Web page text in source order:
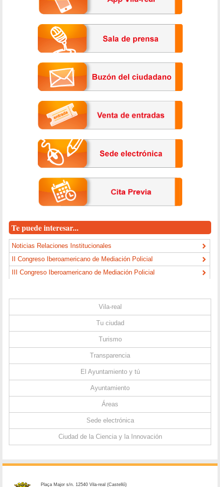
Te puede interesar...
Noticias Relaciones Institucionales
II Congreso Iberoamericano de Mediación Policial
III Congreso Iberoamericano de Mediación Policial
Vila-real
Tu ciudad
Turismo
Transparencia
El Ayuntamiento y tú
Ayuntamiento
Áreas
Sede electrónica
Ciudad de la Ciencia y la Innovación
Plaça Major s/n. 12540 Vila-real (Castelló)